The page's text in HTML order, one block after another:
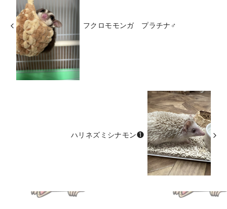
フクロモモンガ プラチナ♂
ハリネズミシナモン❶